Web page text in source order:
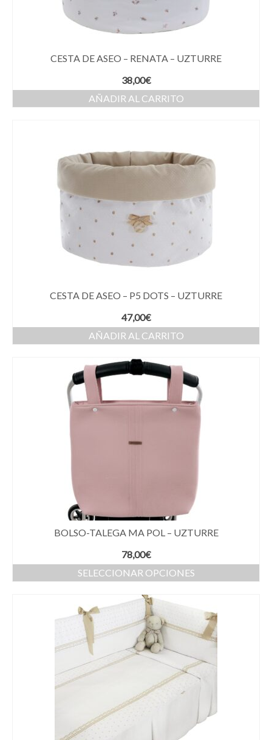
CESTA DE ASEO – RENATA – UZTURRE
38,00€
AÑADIR AL CARRITO
CESTA DE ASEO – P5 DOTS – UZTURRE
47,00€
AÑADIR AL CARRITO
BOLSO-TALEGA MA POL – UZTURRE
78,00€
SELECCIONAR OPCIONES